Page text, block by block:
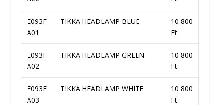
E093F
A01
TIKKA HEADLAMP BLUE
10 800
Ft
E093F
A02
TIKKA HEADLAMP GREEN
10 800
Ft
E093F
A03
TIKKA HEADLAMP WHITE
10 800
Ft